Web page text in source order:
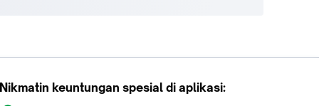
Nikmatin keuntungan spesial di aplikasi: